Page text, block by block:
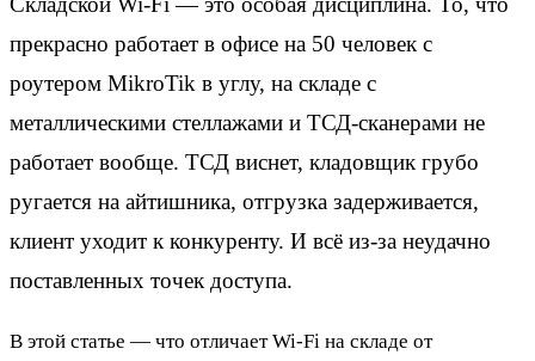
прекрасно работает в офисе на 50 человек с
роутером MikroTik в углу, на складе с
металлическими стеллажами и ТСД-сканерами не
работает вообще. ТСД виснет, кладовщик грубо
ругается на айтишника, отгрузка задерживается,
клиент уходит к конкуренту. И всё из-за неудачно
поставленных точек доступа.
В этой статье — что отличает Wi-Fi на складе от